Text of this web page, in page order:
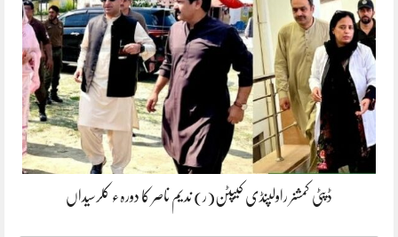
ڈپٹی کمشنر راولپنڈی کیپٹن(ر) ندیم ناصر کا دورہء کلرسیداں